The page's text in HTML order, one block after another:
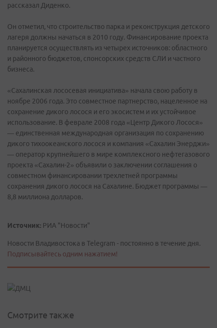
рассказал Диденко.
Он отметил, что строительство парка и реконструкция детского
лагеря должны начаться в 2010 году. Финансирование проекта
планируется осуществлять из четырех источников: областного
и районного бюджетов, спонсорских средств СЛИ и частного
бизнеса.
«Сахалинская лососевая инициатива» начала свою работу в
ноябре 2006 года. Это совместное партнерство, нацеленное на
сохранение дикого лосося и его экосистем и их устойчивое
использование. В феврале 2008 года «Центр Дикого Лосося»
— единственная международная организация по сохранению
дикого тихоокеанского лосося и компания «Сахалин Энерджи»
— оператор крупнейшего в мире комплексного нефтегазового
проекта «Сахалин-2» объявили о заключении соглашения о
совместном финансировании трехлетней программы
сохранения дикого лосося на Сахалине. Бюджет программы —
8,8 миллиона долларов.
Источник: РИА "Новости"
Новости Владивостока в Telegram - постоянно в течение дня.
Подписывайтесь одним нажатием!
Смотрите также